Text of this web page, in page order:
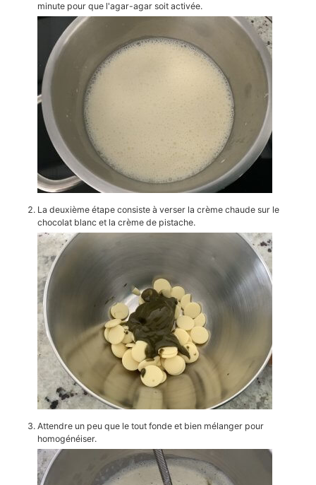
minute pour que l'agar-agar soit activée.
La deuxième étape consiste à verser la crème chaude sur le
chocolat blanc et la crème de pistache.
Attendre un peu que le tout fonde et bien mélanger pour
homogénéiser.